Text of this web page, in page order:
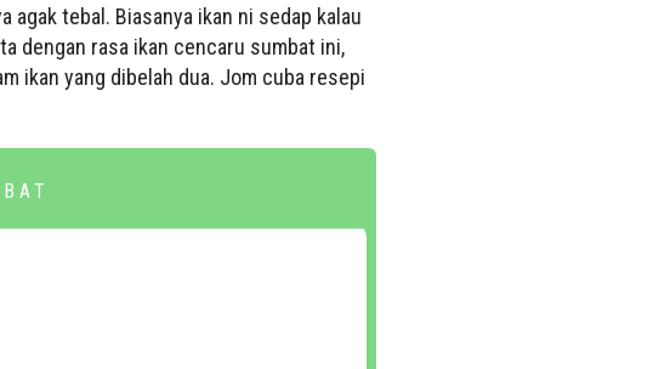
tebal. Biasanya ikan ni sedap kalau
dengan rasa ikan cencaru sumbat ini,
ikan yang dibelah dua. Jom cuba resepi